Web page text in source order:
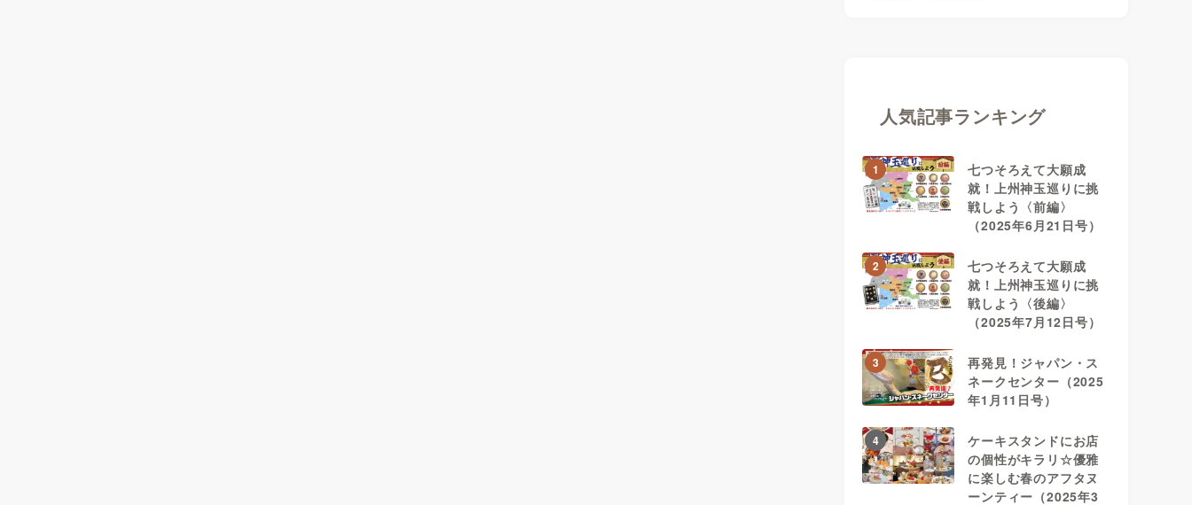
人気記事ランキング
1
七つそろえて大願成
就！上州神玉巡りに挑
戦しよう〈前編〉
（2025年6月21日号）
2
七つそろえて大願成
就！上州神玉巡りに挑
戦しよう〈後編〉
（2025年7月12日号）
3
再発見！ジャパン・ス
ネークセンター（2025
年1月11日号）
4
ケーキスタンドにお店
の個性がキラリ☆優雅
に楽しむ春のアフタヌ
ーンティー（2025年3